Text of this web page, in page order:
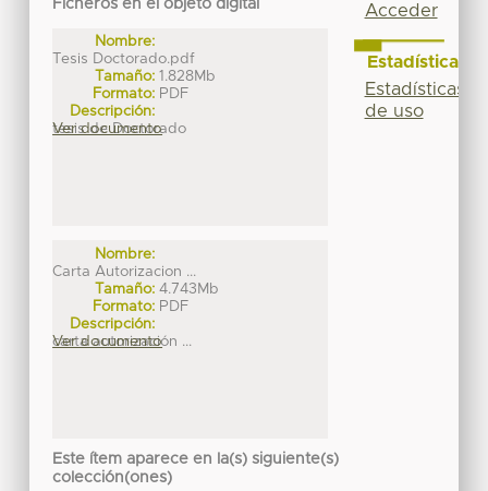
Ficheros en el objeto digital
Nombre:
Tesis Doctorado.pdf
Tamaño: 1.828Mb
Formato: PDF
Descripción:
tesis de Doctorado
Ver documento
Nombre:
Carta Autorizacion ...
Tamaño: 4.743Mb
Formato: PDF
Descripción:
carta autorización ...
Ver documento
Este ítem aparece en la(s) siguiente(s)
colección(ones)
Acceder
Estadísticas
Estadísticas
de uso